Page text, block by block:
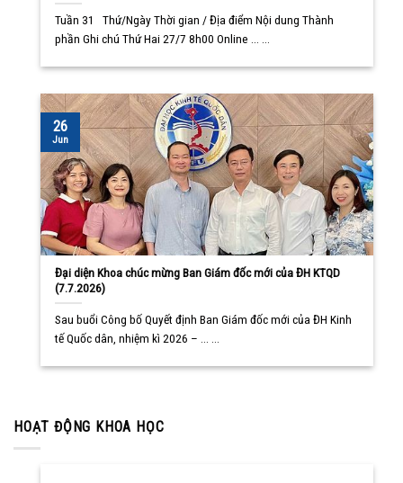
Tuần 31 Thứ/Ngày Thời gian / Địa điểm Nội dung Thành
phần Ghi chú Thứ Hai 27/7 8h00 Online ... ...
Đại diện Khoa chúc mừng Ban Giám đốc mới của ĐH KTQD
(7.7.2026)
Sau buổi Công bố Quyết định Ban Giám đốc mới của ĐH Kinh
tế Quốc dân, nhiệm kì 2026 – ... ...
26
Jun
HOẠT ĐỘNG KHOA HỌC